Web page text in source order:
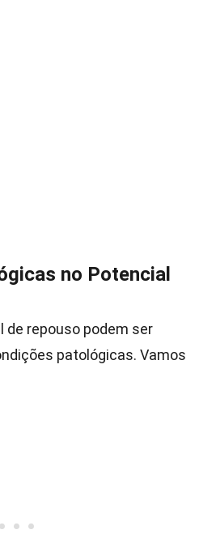
no Potencial
repouso podem ser
patológicas. Vamos